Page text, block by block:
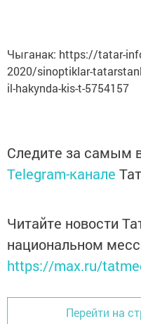
Чыганак: https://tatar-
2020/sinoptiklar-
il-hakynda-kis-t-5754157
Следите за самым
Telegram-канале
Читайте новости
национальном
https://max.ru/
Перейти на